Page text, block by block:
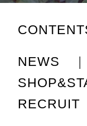
NEWS |
RECRUIT